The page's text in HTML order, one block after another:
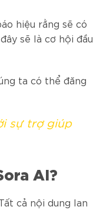
hiệu rằng sẽ có
sẽ là cơ hội đầu
ta có thể đăng
sự trợ giúp
AI?
cả nội dung lan